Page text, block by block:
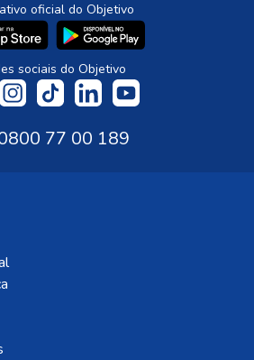
oficial do Objetivo
sociais do Objetivo
77 00 189